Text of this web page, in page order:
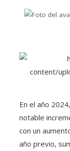
En el año
notable
con un
año previo,